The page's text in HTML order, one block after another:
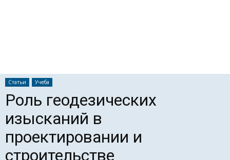
Статьи Учеба
Роль геодезических
изысканий в
проектировании и
строительстве